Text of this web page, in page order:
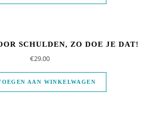
SCHULDEN, ZO DOE JE DAT!
€29.00
AAN WINKELWAGEN